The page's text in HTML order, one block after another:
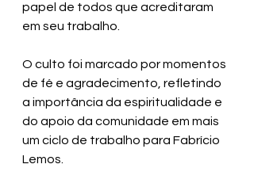
papel de todos que acreditaram
em seu trabalho.
O culto foi marcado por momentos
de fé e agradecimento, refletindo
a importância da espiritualidade e
do apoio da comunidade em mais
um ciclo de trabalho para Fabrício
Lemos.